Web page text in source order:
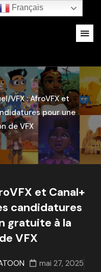
VFX : AfroVFX et
pour une
de VFX
et Canal+
candidatures
gratuite à la
VFX
mai 27, 2025
Français